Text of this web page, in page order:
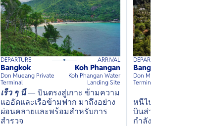
150mins guests
DEPARTURE ARRIVAL
Bangkok
Don Mueang Private
Terminal
Koh Phangan
Koh Phangan Water
Landing Site
เร็ว ๆ นี้— บินตรงสู่เกาะ ข้ามความ
แออัดและเรือข้ามฟาก มาถึงอย่าง
ผ่อนคลายและพร้อมสำหรับการ
สำรวจ
160
DEPARTURE
Bangkok
Don Mueang Private
Terminal
หนีไปสู่ความสงบ —
บินส่วนตัวพร้อมวิวช
กำลังรอคุณอยู่